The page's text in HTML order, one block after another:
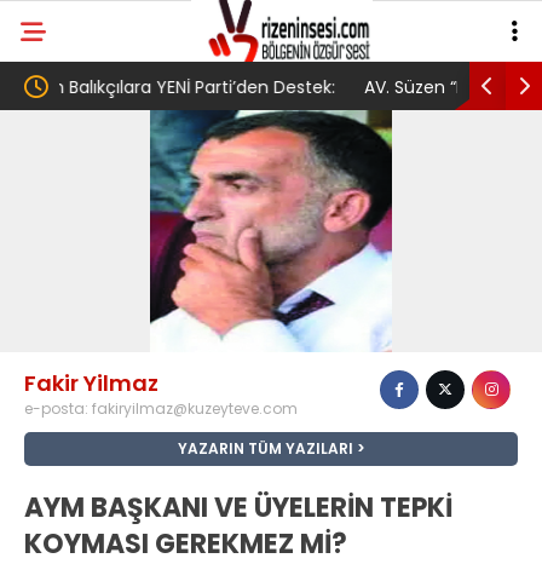
Destek: AV. Süzen “Meclis’e gelen Çerçeve
Yasa Türkiye’de yeni bir başlangıç için
umudumuzun fidesi olmuştur”
Fakir Yilmaz
e-posta: fakiryilmaz@kuzeyteve.com
YAZARIN TÜM YAZILARI
AYM BAŞKANI VE ÜYELERİN TEPKİ
KOYMASI GEREKMEZ Mİ?